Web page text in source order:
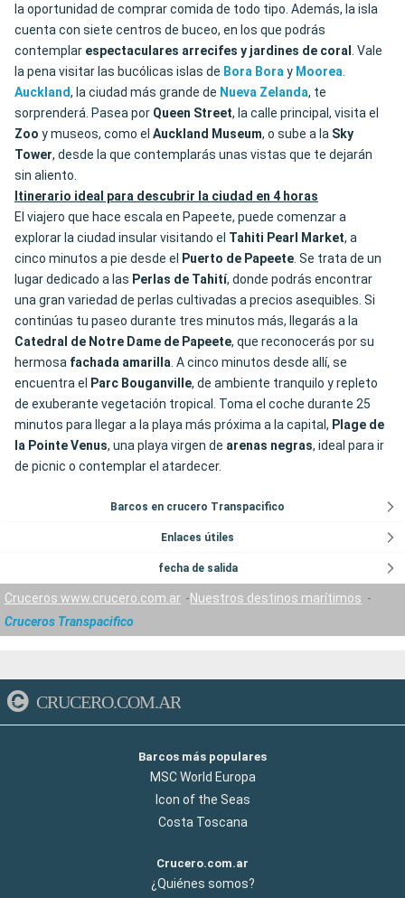
la oportunidad de comprar comida de todo tipo. Además, la isla
cuenta con siete centros de buceo, en los que podrás
contemplar espectaculares arrecifes y jardines de coral
. Vale
la pena visitar las bucólicas islas de Bora Bora y Moorea
Auckland, la ciudad más grande de Nueva Zelanda, te
sorprenderá. Pasea por Queen Street, la calle principal, visita el
Zoo y museos, como el Auckland Museum, o sube a la Sky
Tower, desde la que contemplarás unas vistas que te dejarán
sin aliento.
Itinerario ideal para descubrir la ciudad en 4 horas
El viajero que hace escala en Papeete, puede comenzar a
explorar la ciudad insular visitando el Tahiti Pearl Market, a
cinco minutos a pie desde el
Puerto de Papeete . Se trata de un
lugar dedicado a las Perlas de Tahití, donde podrás encontrar
una gran variedad de perlas cultivadas a precios asequibles. Si
continúas tu paseo durante tres minutos más, llegarás a la
Catedral de Notre Dame de Papeete, que reconocerás por su
hermosa fachada amarilla . A cinco minutos desde allí, se
encuentra el
Parc Bouganville, de ambiente tranquilo y repleto
de exuberante vegetación tropical. Toma el coche durante 25
minutos para llegar a la playa más próxima a la capital, Plage de
la Pointe Venus, una playa virgen de arenas negras, ideal para ir
de picnic o contemplar el atardecer.
Barcos en crucero Transpacifico
Enlaces útiles
fecha de salida
Cruceros www.crucero.com.ar
Nuestros destinos marítimos
Cruceros Transpacifico
CRUCERO.COM.AR
Barcos más populares
MSC World Europa
Icon of the Seas
Costa Toscana
Crucero.com.ar
¿Quiénes somos?